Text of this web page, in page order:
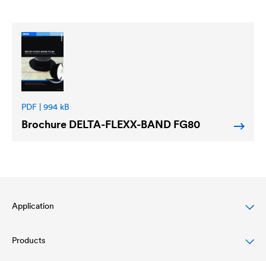
PDF | 994 kB
Brochure DELTA-FLEXX-BAND FG80
Application
Protection des toitures en pente
Products